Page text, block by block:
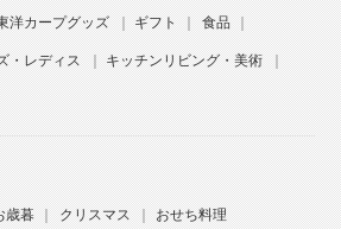
洋カープグッズ ギフト 食品
・レディス キッチンリビング・美術
歳暮 クリスマス おせち料理